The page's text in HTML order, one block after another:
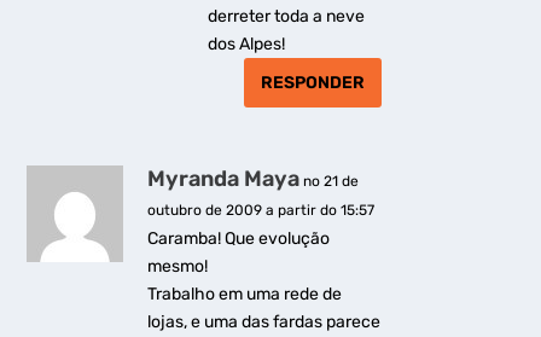
derreter toda a neve
dos Alpes!
RESPONDER
Myranda Maya no 21 de
outubro de 2009 a partir do 15:57
Caramba! Que evolução
mesmo!
Trabalho em uma rede de
lojas, e uma das fardas parece